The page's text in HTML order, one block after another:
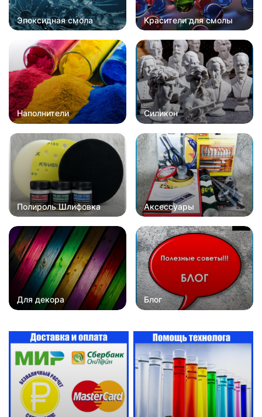
Эпоксидная смола Красители для смолы
Наполнители Силикон
Полироль Шлифовка Аксессуары
Для декора Блог